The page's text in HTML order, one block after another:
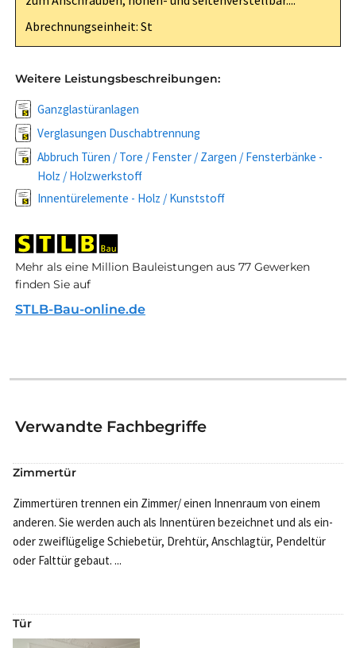
Abrechnungseinheit: St
Weitere Leistungsbeschreibungen:
Ganzglastüranlagen
Verglasungen Duschabtrennung
Abbruch Türen / Tore / Fenster / Zargen / Fensterbänke -
Holz / Holzwerkstoff
Innentürelemente - Holz / Kunststoff
Mehr als eine Million Bauleistungen aus 77 Gewerken
finden Sie auf
STLB-Bau-online.de
Verwandte Fachbegriffe
Zimmertür
Zimmertüren trennen ein Zimmer/ einen Innenraum von einem
anderen. Sie werden auch als Innentüren bezeichnet und als ein-
oder zweiflügelige Schiebetür, Drehtür, Anschlagtür, Pendeltür
oder Falttür gebaut. ...
Tür